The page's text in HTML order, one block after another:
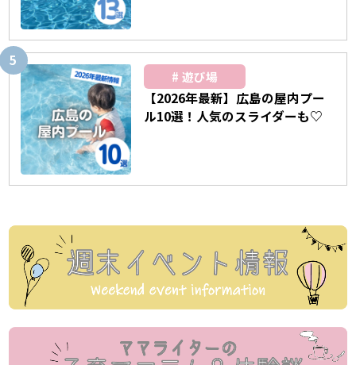
遊び場
【2026年最新】広島の屋内プー
ル10選！人気のスライダーも♡